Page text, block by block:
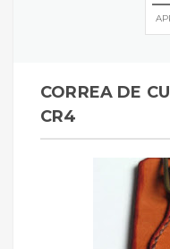
CORREA DE
CR4